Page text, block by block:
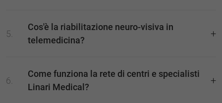
Cos'è la riabilitazione neuro-visiva in
telemedicina?
Come funziona la rete di centri e specialisti
Linari Medical?